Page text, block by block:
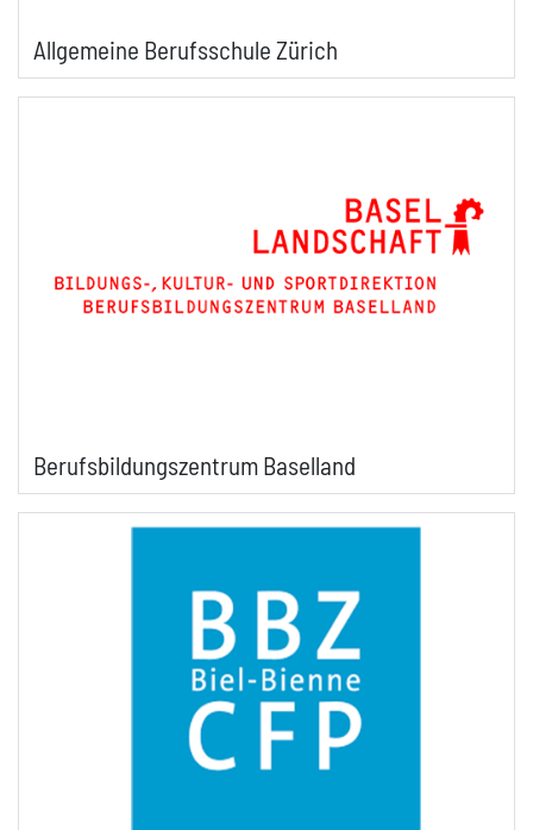
Allgemeine Berufsschule Zürich
Berufsbildungszentrum Baselland